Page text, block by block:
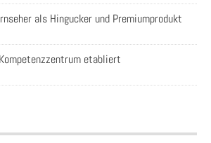
als Hingucker und Premiumprodukt
etabliert